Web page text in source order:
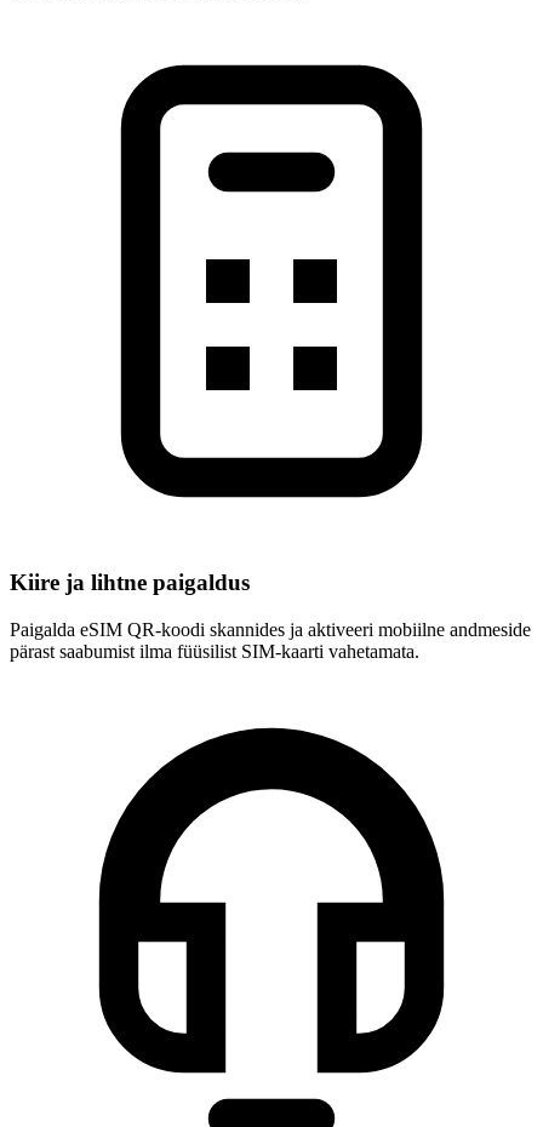
Kiire ja lihtne paigaldus
Paigalda eSIM QR-koodi skannides ja aktiveeri mobiilne andmeside
pärast saabumist ilma füüsilist SIM-kaarti vahetamata.